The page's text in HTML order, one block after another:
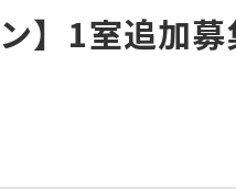
】1室追加